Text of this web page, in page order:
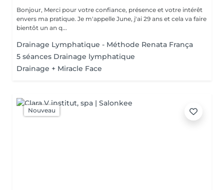
Bonjour, Merci pour votre confiance, présence et votre intérêt
envers ma pratique. Je m'appelle June, j'ai 29 ans et cela va faire
bientôt un an q...
Drainage Lymphatique - Méthode Renata França
5 séances Drainage lymphatique
Drainage + Miracle Face
Nouveau